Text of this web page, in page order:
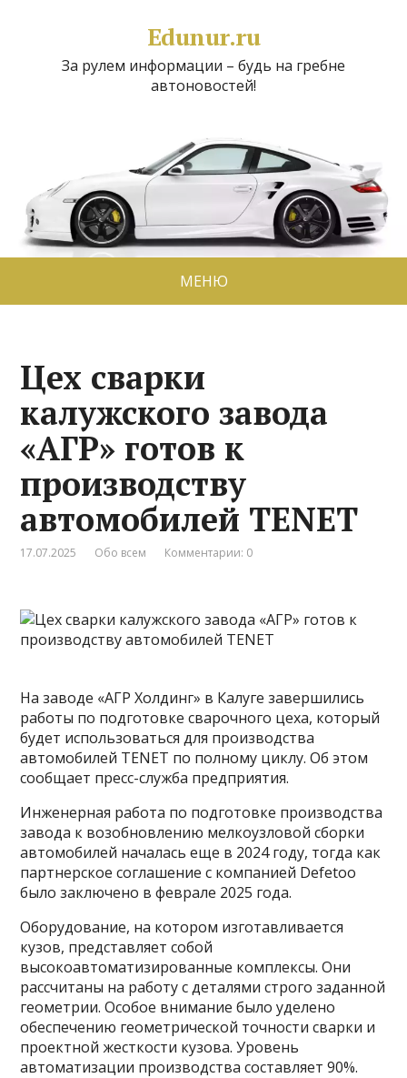
Edunur.ru
За рулем информации – будь на гребне
автоновостей!
МЕНЮ
Цех сварки
калужского завода
«АГР» готов к
производству
автомобилей TENET
17.07.2025 Обо всем Комментарии: 0
На заводе «АГР Холдинг» в Калуге завершились
работы по подготовке сварочного цеха, который
будет использоваться для производства
автомобилей TENET по полному циклу. Об этом
сообщает пресс-служба предприятия.
Инженерная работа по подготовке производства
завода к возобновлению мелкоузловой сборки
автомобилей началась еще в 2024 году, тогда как
партнерское соглашение с компанией Defetoo
было заключено в феврале 2025 года.
Оборудование, на котором изготавливается
кузов, представляет собой
высокоавтоматизированные комплексы. Они
рассчитаны на работу с деталями строго заданной
геометрии. Особое внимание было уделено
обеспечению геометрической точности сварки и
проектной жесткости кузова. Уровень
автоматизации производства составляет 90%.